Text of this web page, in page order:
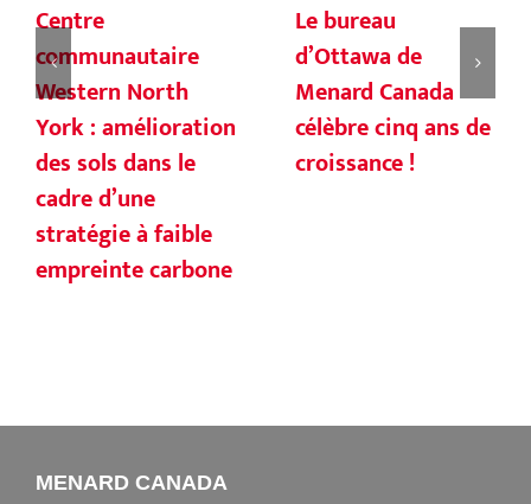
Centre
communautaire
Western North
York : amélioration
des sols dans le
cadre d’une
stratégie à faible
empreinte carbone
Le bureau
d’Ottawa de
Menard Canada
célèbre cinq ans de
croissance !
MENARD CANADA